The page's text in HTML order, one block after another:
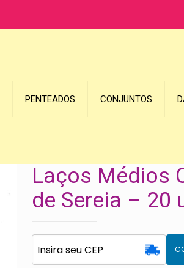
PENTEADOS CONJUNTOS
Laços Médios
de Sereia – 20